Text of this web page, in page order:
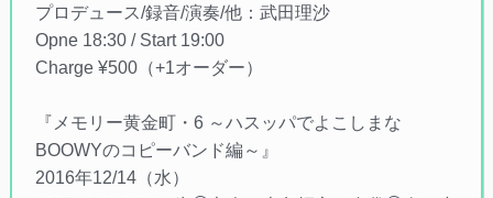
プロデュース/録音/演奏/他：武田理沙
Opne 18:30 / Start 19:00
Charge ¥500（+1オーダー）
『メモリー黄金町・6 ～ハスッパでよこしまな
BOOWYのコピーバンド編～』
2016年12/14（水）